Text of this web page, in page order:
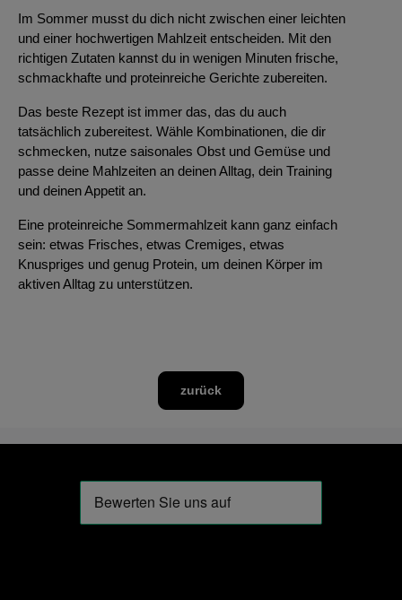
Im Sommer musst du dich nicht zwischen einer leichten
und einer hochwertigen Mahlzeit entscheiden. Mit den
richtigen Zutaten kannst du in wenigen Minuten frische,
schmackhafte und proteinreiche Gerichte zubereiten.
Das beste Rezept ist immer das, das du auch
tatsächlich zubereitest. Wähle Kombinationen, die dir
schmecken, nutze saisonales Obst und Gemüse und
passe deine Mahlzeiten an deinen Alltag, dein Training
und deinen Appetit an.
Eine proteinreiche Sommermahlzeit kann ganz einfach
sein: etwas Frisches, etwas Cremiges, etwas
Knuspriges und genug Protein, um deinen Körper im
aktiven Alltag zu unterstützen.
zurück